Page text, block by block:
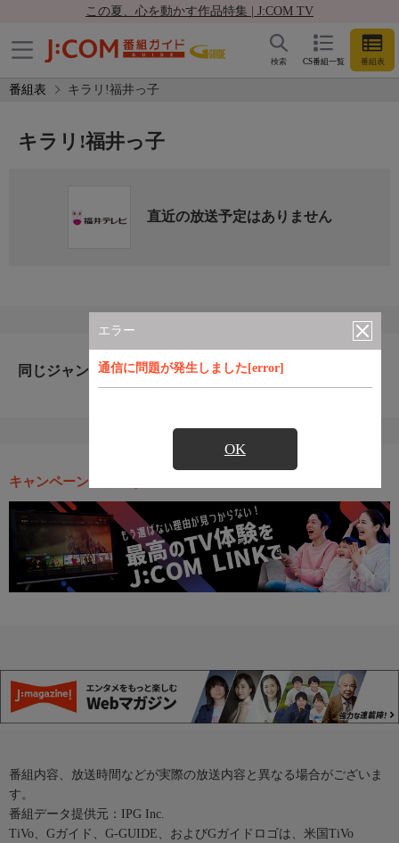
この夏、心を動かす作品特集 | J:COM TV
CS番組一覧 番組表
検索
番組表 キラリ!福井っ子
エラー
通信に問題が発生しました[error]
OK
キラリ!福井っ子
直近の放送予定はありません
同じジャンルのおすすめ番組
キャンペーン・お得な情報
番組内容、放送時間などが実際の放送内容と異なる場合がございま
す。
番組データ提供元：IPG Inc.
TiVo、Gガイド、G-GUIDE、およびGガイドロゴは、米国TiVo